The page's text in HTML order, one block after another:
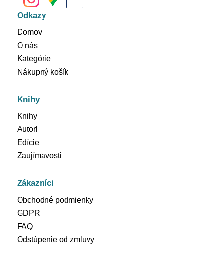
Odkazy
Domov
O nás
Kategórie
Nákupný košík
Knihy
Knihy
Autori
Edície
Zaujímavosti
Zákazníci
Obchodné podmienky
GDPR
FAQ
Odstúpenie od zmluvy